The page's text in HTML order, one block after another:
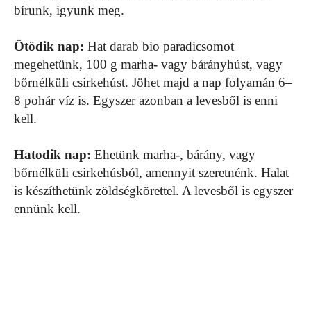
bírunk, igyunk meg.
Ötödik nap: Hat darab bio paradicsomot
megehetünk, 100 g marha- vagy bárányhúst, vagy
bőrnélküli csirkehúst. Jöhet majd a nap folyamán 6–
8 pohár víz is. Egyszer azonban a levesből is enni
kell.
Hatodik nap: Ehetünk marha-, bárány, vagy
bőrnélküli csirkehúsból, amennyit szeretnénk. Halat
is készíthetünk zöldségkörettel. A levesből is egyszer
ennünk kell.